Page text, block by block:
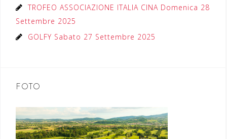
TROFEO ASSOCIAZIONE ITALIA CINA Domenica 28
Settembre 2025
GOLFY Sabato 27 Settembre 2025
FOTO